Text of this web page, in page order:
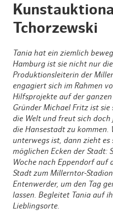
Tchorzewski
Tania hat ein ziemlich
Hamburg ist sie nicht nur
Produktionsleiterin der
engagiert sich im Rahmen
Hilfsprojekte auf der
Gründer Michael Fritz ist
die Welt und freut sich doch
die Hansestadt zu kommen.
unterwegs ist, dann zieht es
möglichen Ecken der Stadt:
Woche nach Eppendorf auf
Stadt zum Millerntor-
Entenwerder, um den Tag
lassen. Begleitet Tania auf
Lieblingsorte.